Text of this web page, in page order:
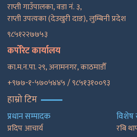
राप्ती गाउँपालका, वडा नं. ३,
राप्ती उपत्यका (देउखुरी दाङ), लुम्बिनी प्रदेश
९८५१२२७७५३
कर्पोरेट कार्यालय
का.म.न.पा. २९, अनामनगर, काठमाडाैँ
+९७७-१-५७०५४४५ / ९८५१३१००९३
हाम्रो टिम
प्रधान सम्पादक
प्रदिप आचार्य
विशेष
रबि